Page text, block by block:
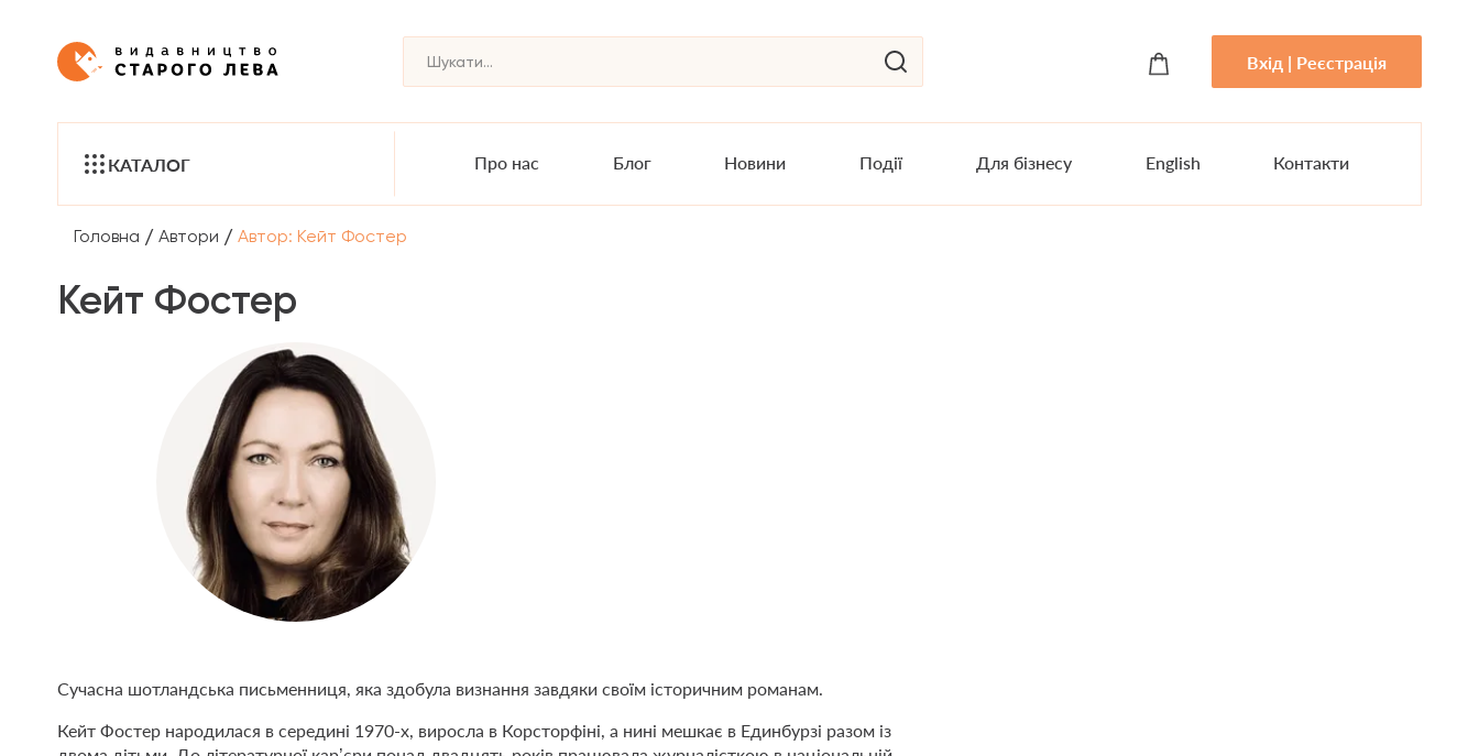
Вхід | Реєстрація
КАТАЛОГ Про нас Блог Новини Події Для бізнесу English Контакти
Головна / Автори / Автор: Кейт Фостер
Кейт Фостер
Сучасна шотландська письменниця, яка здобула визнання завдяки своїм історичним романам.
Кейт Фостер народилася в середині 1970-х, виросла в Корсторфіні, а нині мешкає в Единбурзі разом із